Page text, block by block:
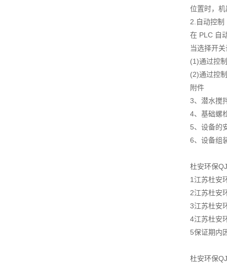
位置时，
2.自动控制
在 PLC 自
当选择开
(1)通过控
(2)通过控
附件
3、潜水搅
4、基础螺
5、设备的
6、设备组
杜安环保
1江苏杜安
2江苏杜安
3江苏杜安
4江苏杜安
5保证期内
杜安环保